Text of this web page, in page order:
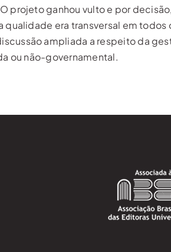
projeto ganhou vulto e por
era transversal em
ampliada a respeito da
ou não-governamental.